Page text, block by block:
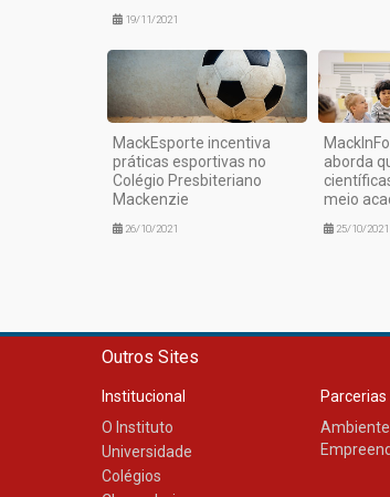
19/11/2021
MackEsporte incentiva
práticas esportivas no
Colégio Presbiteriano
Mackenzie
26/10/2021
aborda
meio
25/10/2021
Outros Sites
Institucional
O Instituto
Universidade
Colégios
Parcerias